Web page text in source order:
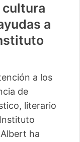
cultura
a
a los
de
literario
ha